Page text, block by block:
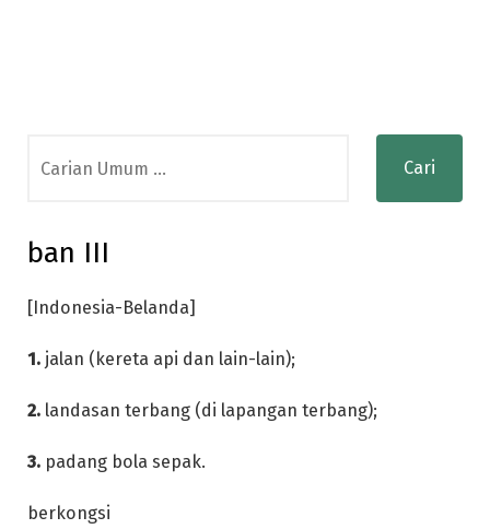
for:
ban III
[Indonesia-Belanda]
1. jalan (kereta api dan lain-lain);
2. landasan terbang (di lapangan terbang);
3. padang bola sepak.
berkongsi